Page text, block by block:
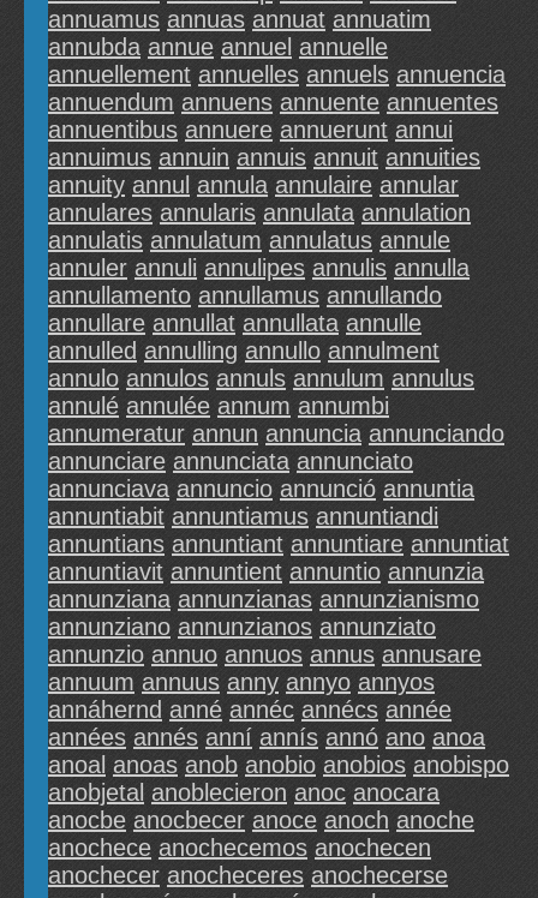
annuamus annuas annuat annuatim
annubda annue annuel annuelle
annuellement annuelles annuels annuencia
annuendum annuens annuente annuentes
annuentibus annuere annuerunt annui
annuimus annuin annuis annuit annuities
annuity annul annula annulaire annular
annulares annularis annulata annulation
annulatis annulatum annulatus annule
annuler annuli annulipes annulis annulla
annullamento annullamus annullando
annullare annullat annullata annulle
annulled annulling annullo annulment
annulo annulos annuls annulum annulus
annulé annulée annum annumbi
annumeratur annun annuncia annunciando
annunciare annunciata annunciato
annunciava annuncio annunció annuntia
annuntiabit annuntiamus annuntiandi
annuntians annuntiant annuntiare annuntiat
annuntiavit annuntient annuntio annunzia
annunziana annunzianas annunzianismo
annunziano annunzianos annunziato
annunzio annuo annuos annus annusare
annuum annuus anny annyo annyos
annáhernd anné annéc annécs année
années annés anní annís annó ano anoa
anoal anoas anob anobio anobios anobispo
anobjetal anoblecieron anoc anocara
anocbe anocbecer anoce anoch anoche
anochece anochecemos anochecen
anochecer anocheceres anochecerse